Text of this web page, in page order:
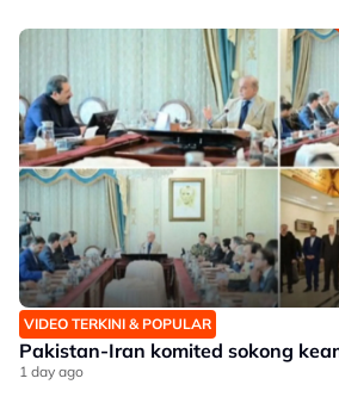
VIDEO TERKINI & POPULAR
Pakistan-Iran komited sokong
1 day ago